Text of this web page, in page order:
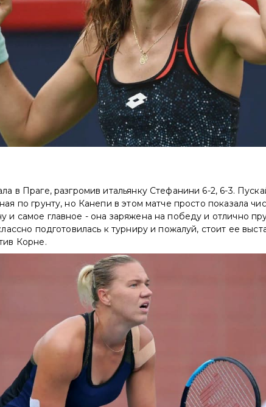
в Праге, разгромив итальянку Стефанини 6-2, 6-3.
по грунту, но Канепи в этом матче просто показала
и самое главное - она заряжена на победу и отлично
подготовилась к турниру и пожалуй, стоит ее
Корне.